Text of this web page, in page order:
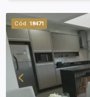
Esplanada
Cód. 18471